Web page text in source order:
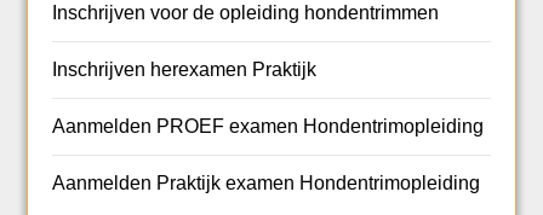
Inschrijven voor de opleiding hondentrimmen
Inschrijven herexamen Praktijk
Aanmelden PROEF examen Hondentrimopleiding
Aanmelden Praktijk examen Hondentrimopleiding